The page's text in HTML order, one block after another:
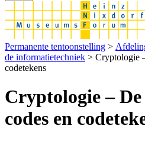
Permanente tentoonstelling >
de informatietechniek > Cryptologie
codetekens
Cryptologie –
codes en